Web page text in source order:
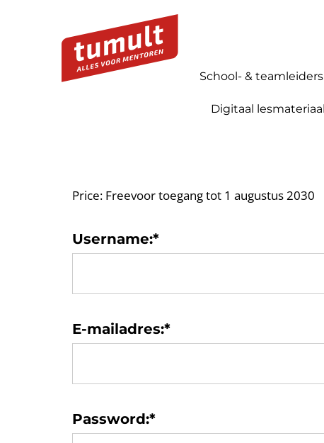
School- & teamleiders
Digitaal lesmateriaal
Price: Freevoor toegang tot 1 augustus 2030
Username:*
E-mailadres:*
Password:*